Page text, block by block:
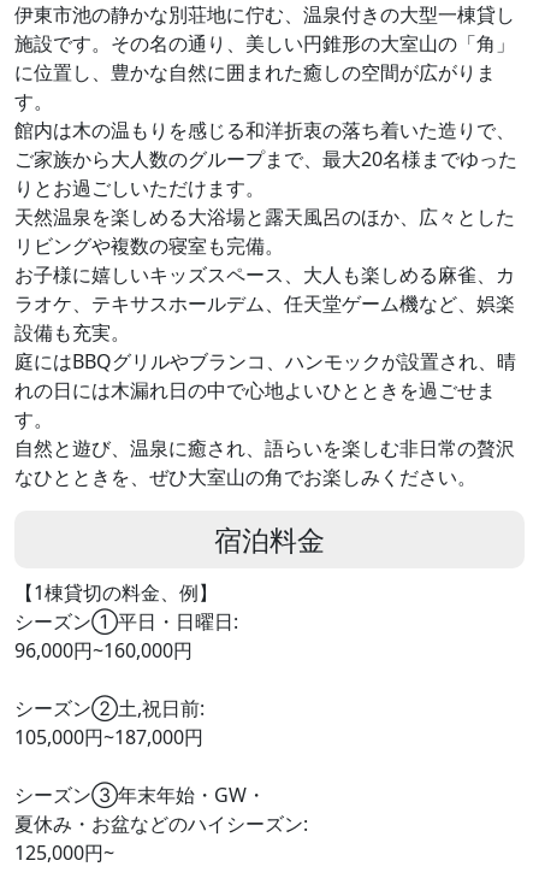
伊東市池の静かな別荘地に佇む、温泉付きの大型一棟貸し
施設です。その名の通り、美しい円錐形の大室山の「角」
に位置し、豊かな自然に囲まれた癒しの空間が広がりま
す。
館内は木の温もりを感じる和洋折衷の落ち着いた造りで、
ご家族から大人数のグループまで、最大20名様までゆった
りとお過ごしいただけます。
天然温泉を楽しめる大浴場と露天風呂のほか、広々とした
リビングや複数の寝室も完備。
お子様に嬉しいキッズスペース、大人も楽しめる麻雀、カ
ラオケ、テキサスホールデム、任天堂ゲーム機など、娯楽
設備も充実。
庭にはBBQグリルやブランコ、ハンモックが設置され、晴
れの日には木漏れ日の中で心地よいひとときを過ごせま
す。
自然と遊び、温泉に癒され、語らいを楽しむ非日常の贅沢
なひとときを、ぜひ大室山の角でお楽しみください。
宿泊料金
【1棟貸切の料金、例】
シーズン①平日・日曜日:
96,000円~160,000円
シーズン②土,祝日前:
105,000円~187,000円
シーズン③年末年始・GW・
夏休み・お盆などのハイシーズン:
125,000円~